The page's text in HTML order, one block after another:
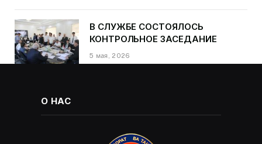
В СЛУЖБЕ СОСТОЯЛОСЬ
КОНТРОЛЬНОЕ ЗАСЕДАНИЕ
5 мая, 2026
О НАС